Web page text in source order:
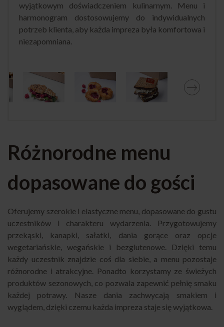
wyjątkowym doświadczeniem kulinarnym. Menu i
harmonogram dostosowujemy do indywidualnych
potrzeb klienta, aby każda impreza była komfortowa i
niezapomniana.
Różnorodne menu
dopasowane do gości
Oferujemy szerokie i elastyczne menu, dopasowane do gustu
uczestników i charakteru wydarzenia. Przygotowujemy
przekąski, kanapki, sałatki, dania gorące oraz opcje
wegetariańskie, wegańskie i bezglutenowe. Dzięki temu
każdy uczestnik znajdzie coś dla siebie, a menu pozostaje
różnorodne i atrakcyjne. Ponadto korzystamy ze świeżych
produktów sezonowych, co pozwala zapewnić pełnię smaku
każdej potrawy. Nasze dania zachwycają smakiem i
wyglądem, dzięki czemu każda impreza staje się wyjątkowa.